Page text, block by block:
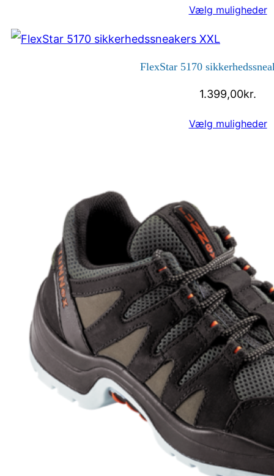
Vælg muligheder
FlexStar 5170
1.399,00kr.
Vælg muligheder